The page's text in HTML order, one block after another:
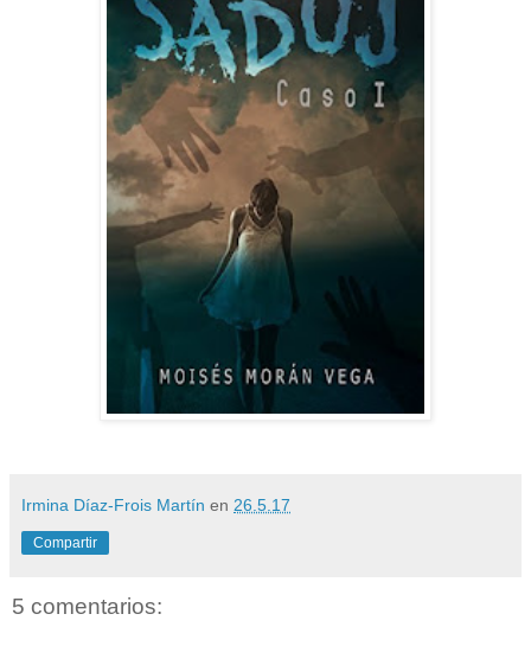
Irmina Díaz-Frois Martín en 26.5.17
Compartir
5 comentarios: